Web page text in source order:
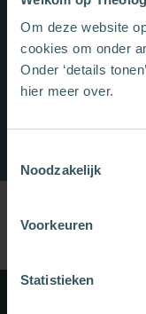
Om deze website
cookies om onder
Onder ‘details
hier meer over.
Noodzakelijk
Voorkeuren
Statistieken